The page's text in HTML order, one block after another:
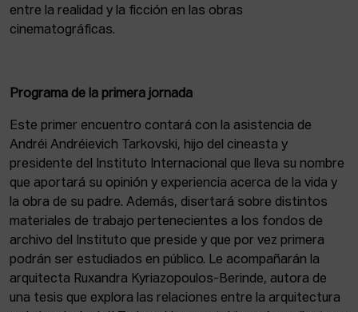
entre la realidad y la ficción en las obras
cinematográficas.
Programa de la primera jornada
Este primer encuentro contará con la asistencia de
Andréi Andréievich Tarkovski, hijo del cineasta y
presidente del Instituto Internacional que lleva su nombre
que aportará su opinión y experiencia acerca de la vida y
la obra de su padre. Además, disertará sobre distintos
materiales de trabajo pertenecientes a los fondos de
archivo del Instituto que preside y que por vez primera
podrán ser estudiados en público. Le acompañarán la
arquitecta Ruxandra Kyriazopoulos-Berinde, autora de
una tesis que explora las relaciones entre la arquitectura